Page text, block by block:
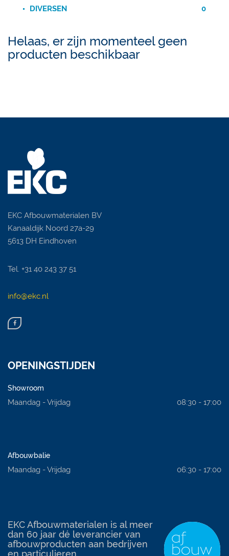
DIVERSEN
0
Helaas, er zijn momenteel geen
producten beschikbaar
EKC Afbouwmaterialen BV
Kanaaldijk Noord 27a-29
5613 DH Eindhoven
Tel. +31 40 243 37 51
info@ekc.nl
OPENINGSTIJDEN
Showroom
Maandag - Vrijdag 08:30 - 17:00
Afbouwbalie
Maandag - Vrijdag 06:30 - 17:00
EKC Afbouwmaterialen is al meer
dan 60 jaar dé leverancier van
afbouwproducten aan bedrijven
en particulieren.